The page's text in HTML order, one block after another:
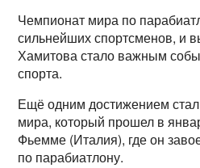
Чемпионат мира по
сильнейших спортсменов, и
Хамитова стало важным
спорта.
Ещё одним достижением стал
мира, который прошел в
Фьемме (Италия), где он
по парабиатлону.